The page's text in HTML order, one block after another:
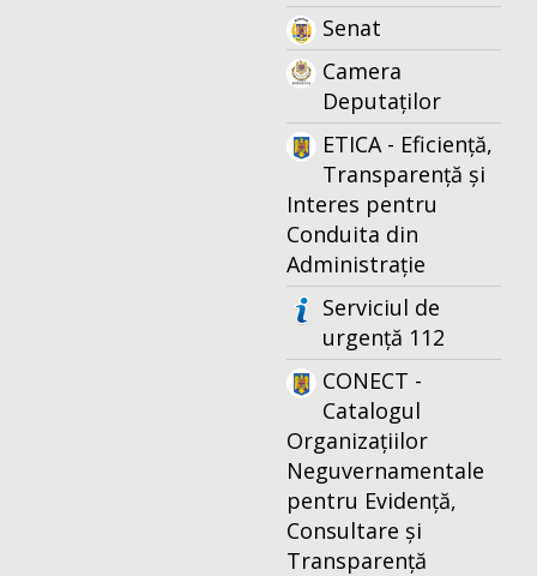
Senat
Camera
Deputaților
ETICA - Eficiență,
Transparență și
Interes pentru
Conduita din
Administrație
Serviciul de
urgență 112
CONECT -
Catalogul
Organizațiilor
Neguvernamentale
pentru Evidență,
Consultare și
Transparență